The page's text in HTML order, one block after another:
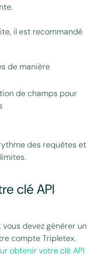
il est recommandé
de manière
de champs pour
des requêtes et
clé API
devez générer un
compte Tripletex.
obtenir votre clé API